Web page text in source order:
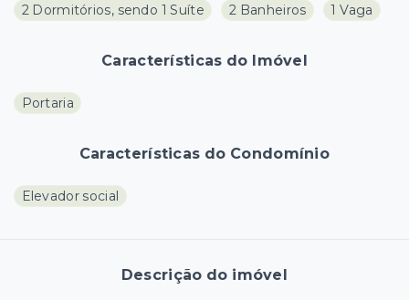
2 Dormitórios, sendo 1 Suíte 2 Banheiros 1 Vaga
Características do Imóvel
Portaria
Características do Condomínio
Elevador social
Descrição do imóvel